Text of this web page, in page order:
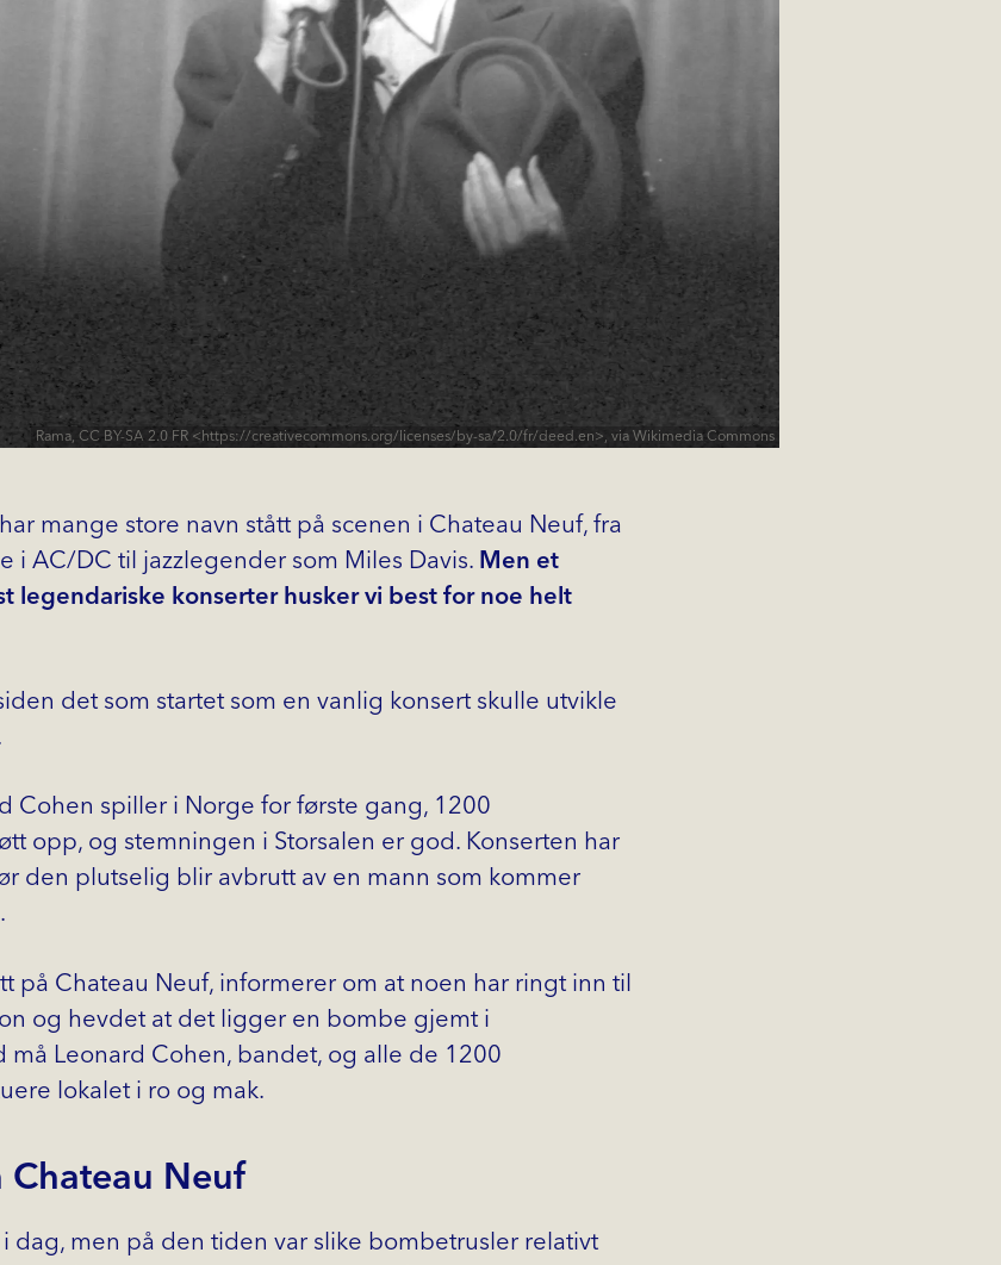
Rama, CC BY-SA 2.0 FR <https://creativecommons.org/licenses/by-sa/2.0/fr/deed.en>, via Wikimedia Commons
mange store navn stått på scenen i Chateau Neuf, fra
i AC/DC til jazzlegender som Miles Davis. Men et
legendariske konserter husker vi best for noe helt
det som startet som en vanlig konsert skulle utvikle
Cohen spiller i Norge for første gang, 1200
opp, og stemningen i Storsalen er god. Konserten har
den plutselig blir avbrutt av en mann som kommer
på Chateau Neuf, informerer om at noen har ringt inn til
og hevdet at det ligger en bombe gjemt i
må Leonard Cohen, bandet, og alle de 1200
lokalet i ro og mak.
Chateau Neuf
i dag, men på den tiden var slike bombetrusler relativt